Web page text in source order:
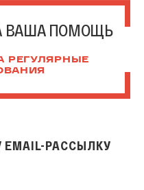
ВАША ПОМОЩЬ
РЕГУЛЯРНЫЕ
РАССЫЛКУ